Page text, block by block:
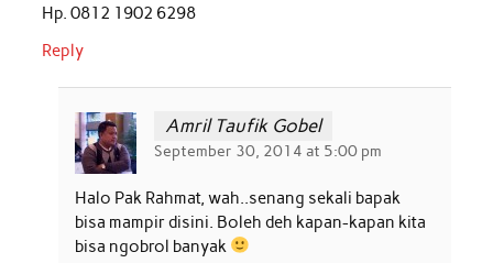
Hp. 0812 1902 6298
Reply
Amril Taufik Gobel
September 30, 2014 at 5:00 pm
Halo Pak Rahmat, wah..senang sekali bapak
bisa mampir disini. Boleh deh kapan-kapan kita
bisa ngobrol banyak